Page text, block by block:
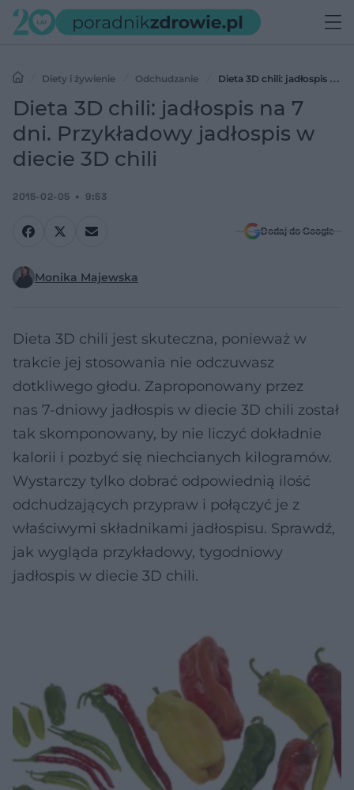
Diety i żywienie Odchudzanie
Dieta 3D chili: jadłospis na 7
dni. Przykładowy jadłospis w diecie 3D chili
Dieta 3D chili: jadłospis na 7
dni. Przykładowy jadłospis w
diecie 3D chili
2015-02-05 9:53
Dodaj do Google
Monika Majewska
Dieta 3D chili jest skuteczna, ponieważ w
trakcie jej stosowania nie odczuwasz
dotkliwego głodu. Zaproponowany przez
nas 7-dniowy jadłospis w diecie 3D chili został
tak skomponowany, by nie liczyć dokładnie
kalorii i pozbyć się niechcianych kilogramów.
Wystarczy tylko dobrać odpowiednią ilość
odchudzających przypraw i połączyć je z
właściwymi składnikami jadłospisu. Sprawdź,
jak wygląda przykładowy, tygodniowy
jadłospis w diecie 3D chili.